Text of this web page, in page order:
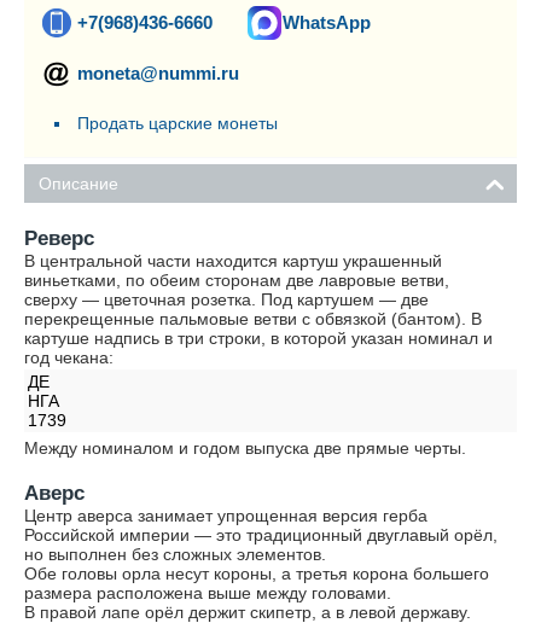
+7(968)436-6660 WhatsApp
moneta@nummi.ru
Продать царские монеты
Описание
Реверс
В центральной части находится картуш украшенный
виньетками, по обеим сторонам две лавровые ветви,
сверху — цветочная розетка. Под картушем — две
перекрещенные пальмовые ветви с обвязкой (бантом). В
картуше надпись в три строки, в которой указан номинал и
год чекана:
ДЕ
НГА
1739
Между номиналом и годом выпуска две прямые черты.
Аверс
Центр аверса занимает упрощенная версия герба
Российской империи — это традиционный двуглавый орёл,
но выполнен без сложных элементов.
Обе головы орла несут короны, а третья корона большего
размера расположена выше между головами.
В правой лапе орёл держит скипетр, а в левой державу.